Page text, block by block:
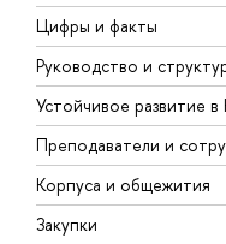
Цифры и факты
Руководство и
Устойчивое развитие
Преподаватели и
Корпуса и общежития
Закупки